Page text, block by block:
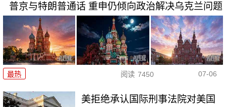
普京与特朗普通话 重申仍倾向政治解决乌克兰问题
最热 阅读 7450 07-06
美拒绝承认国际刑事法院对美国